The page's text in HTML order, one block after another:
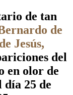
de tan
de
Jesús,
del
en olor de
día 25 de